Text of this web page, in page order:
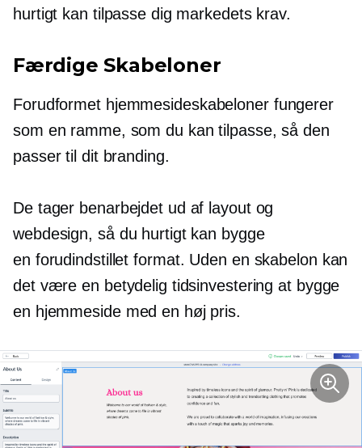
hurtigt kan tilpasse dig markedets krav.
Færdige Skabeloner
Forudformethjemmesideskabeloner fungerer
som en ramme, som du kan tilpasse, så den
passer til dit branding.
De tager benarbejdet ud af layout og
webdesign, så du hurtigt kan bygge
en forudindstillet format. Uden en skabelon kan
det være en betydelig tidsinvestering at bygge
en hjemmeside med en høj pris.